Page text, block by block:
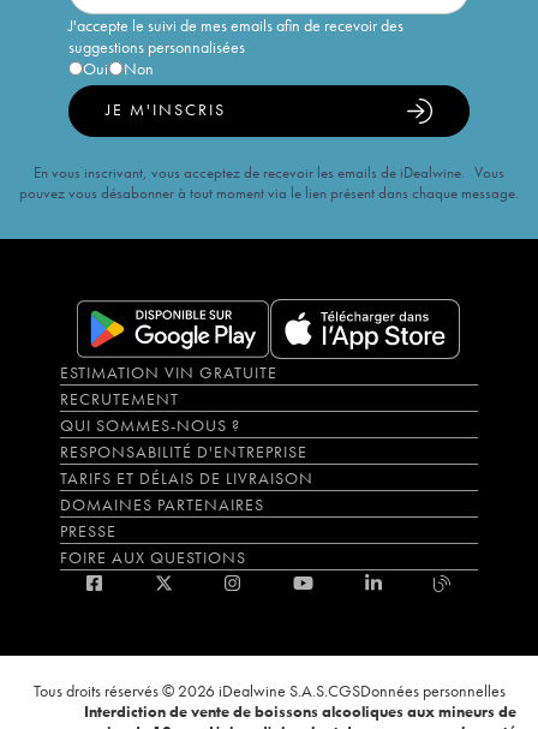
J'accepte le suivi de mes emails afin de recevoir des
suggestions personnalisées
Oui
Non
JE M'INSCRIS
En vous inscrivant, vous acceptez de recevoir les emails de iDealwine. Vous
pouvez vous désabonner à tout moment via le lien présent dans chaque message.
ESTIMATION VIN GRATUITE
RECRUTEMENT
QUI SOMMES-NOUS ?
RESPONSABILITÉ D'ENTREPRISE
TARIFS ET DÉLAIS DE LIVRAISON
DOMAINES PARTENAIRES
PRESSE
FOIRE AUX QUESTIONS
Tous droits réservés © 2026 iDealwine S.A.S.CGSDonnées personnelles
Interdiction de vente de boissons alcooliques aux mineurs de